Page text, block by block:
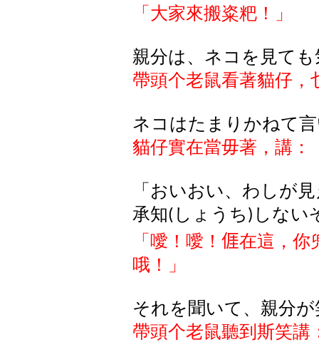
「大家來搬粢粑！」
親分は、ネコを見て
帶頭个老鼠看著貓仔，
ネコはたまりかねて
貓仔實在當毋著，講：
「おいおい、わしが
承知( しょうち ) しない
「噯！噯！ 𠊎在這，你
哦！」
それを聞いて、親分
帶頭个老鼠聽到斯笑講